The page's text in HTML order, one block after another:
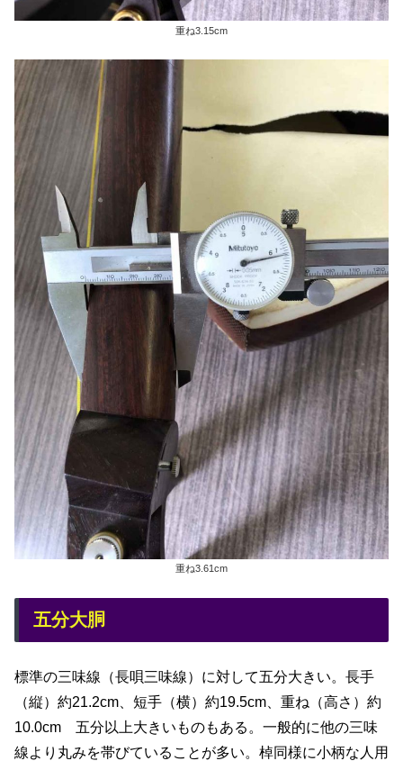
重ね3.15cm
重ね3.61cm
五分大胴
標準の三味線（長唄三味線）に対して五分大きい。長手
（縦）約21.2cm、短手（横）約19.5cm、重ね（高さ）約
10.0cm 五分以上大きいものもある。一般的に他の三味
線より丸みを帯びていることが多い。棹同様に小柄な人用